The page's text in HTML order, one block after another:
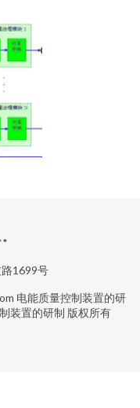
1699号
电能质量控制装置的研
装置的研制 版权所有